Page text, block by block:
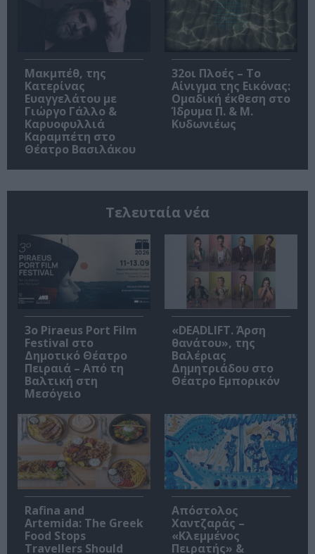
Μακμπέθ, της
Κατερίνας
Ευαγγελάτου με
Γιώργο Γάλλο &
Καρυοφυλλιά
Καραμπέτη στο
Θέατρο Βασιλάκου
32οι Πλοές – Το
Αίνιγμα της Εικόνας:
Ομαδική έκθεση στο
Ίδρυμα Π. & Μ.
Κυδωνιέως
Τελευταία νέα
3o Piraeus Port Film
Festival στο
Δημοτικό Θέατρο
Πειραιά – Από τη
Βαλτική στη
Μεσόγειο
«DEADLIFT. Άρση
θανάτου», της
Βαλέριας
Δημητριάδου στο
Θέατρο Εμπορικόν
Rafina and
Artemida: The Greek
Food Stops
Travellers Should
Απόστολος
Χαντζαράς –
«Κλεμμένος
Πειρατής» &